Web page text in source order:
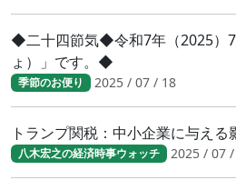
◆二十四節気◆令和7年（2025）
ょ）」です。◆
季節のお便り 2025 / 07 / 18
トランプ関税：中小企業に与える
八木宏之の経済時事ウォッチ 2025 / 07